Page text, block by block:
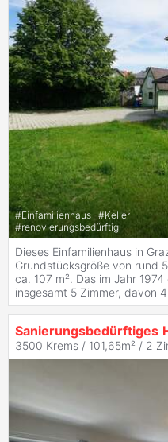
#Einfamilienhaus #Keller
#renovierungsbedürftig
Dieses Einfamilienhaus in
Grundstücksgröße von rund
ca. 107 m². Das im Jahr
insgesamt 5 Zimmer, davon
Sanierungsbedürftiges
3500 Krems / 101,65m² / 2